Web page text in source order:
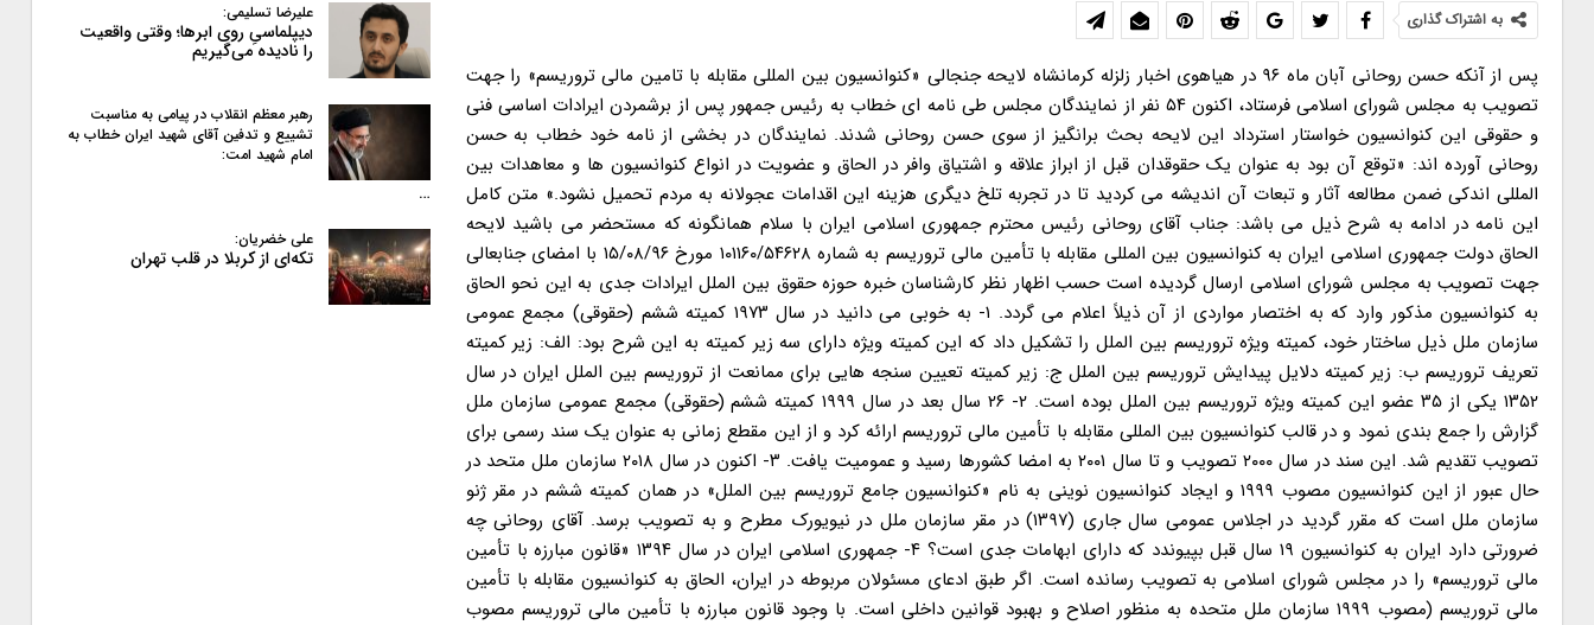
به اشتراک گذاری
پس از آنکه حسن روحانی آبان ماه ۹۶ در هیاهوی اخبار زلزله کرمانشاه لایحه جنجالی «کنوانسیون بین المللی مقابله با تامین مالی تروریسم» را جهت
تصویب به مجلس شورای اسلامی فرستاد، اکنون ۵۴ نفر از نمایندگان مجلس طی نامه ای خطاب به رئیس جمهور پس از برشمردن ایرادات اساسی فنی
و حقوقی این کنوانسیون خواستار استرداد این لایحه بحث برانگیز از سوی حسن روحانی شدند. نمایندگان در بخشی از نامه خود خطاب به حسن
روحانی آورده اند: «توقع آن بود به عنوان یک حقوقدان قبل از ابراز علاقه و اشتیاق وافر در الحاق و عضویت در انواع کنوانسیون ها و معاهدات بین
المللی اندکی ضمن مطالعه آثار و تبعات آن اندیشه می کردید تا در تجربه تلخ دیگری هزینه این اقدامات عجولانه به مردم تحمیل نشود.» متن کامل
این نامه در ادامه به شرح ذیل می باشد: جناب آقای روحانی رئیس محترم جمهوری اسلامی ایران با سلام همانگونه که مستحضر می باشید لایحه
الحاق دولت جمهوری اسلامی ایران به کنوانسیون بین المللی مقابله با تأمین مالی تروریسم به شماره ۱۰۱۱۶۰/۵۴۶۲۸ مورخ ۱۵/۰۸/۹۶ با امضای جنابعالی
جهت تصویب به مجلس شورای اسلامی ارسال گردیده است حسب اظهار نظر کارشناسان خبره حوزه حقوق بین الملل ایرادات جدی به این نحو الحاق
به کنوانسیون مذکور وارد که به اختصار مواردی از آن ذیلاً اعلام می گردد. ۱- به خوبی می دانید در سال ۱۹۷۳ کمیته ششم (حقوقی) مجمع عمومی
سازمان ملل ذیل ساختار خود، کمیته ویژه تروریسم بین الملل را تشکیل داد که این کمیته ویژه دارای سه زیر کمیته به این شرح بود: الف: زیر کمیته
تعریف تروریسم ب: زیر کمیته دلایل پیدایش تروریسم بین الملل ج: زیر کمیته تعیین سنجه هایی برای ممانعت از تروریسم بین الملل ایران در سال
۱۳۵۲ یکی از ۳۵ عضو این کمیته ویژه تروریسم بین الملل بوده است. ۲- ۲۶ سال بعد در سال ۱۹۹۹ کمیته ششم (حقوقی) مجمع عمومی سازمان ملل
گزارش را جمع بندی نمود و در قالب کنوانسیون بین المللی مقابله با تأمین مالی تروریسم ارائه کرد و از این مقطع زمانی به عنوان یک سند رسمی برای
تصویب تقدیم شد. این سند در سال ۲۰۰۰ تصویب و تا سال ۲۰۰۱ به امضا کشورها رسید و عمومیت یافت. ۳- اکنون در سال ۲۰۱۸ سازمان ملل متحد در
حال عبور از این کنوانسیون مصوب ۱۹۹۹ و ایجاد کنوانسیون نوینی به نام «کنوانسیون جامع تروریسم بین الملل» در همان کمیته ششم در مقر ژنو
سازمان ملل است که مقرر گردید در اجلاس عمومی سال جاری (۱۳۹۷) در مقر سازمان ملل در نیویورک مطرح و به تصویب برسد. آقای روحانی چه
ضرورتی دارد ایران به کنوانسیون ۱۹ سال قبل بپیوندد که دارای ابهامات جدی است؟ ۴- جمهوری اسلامی ایران در سال ۱۳۹۴ «قانون مبارزه با تأمین
مالی تروریسم» را در مجلس شورای اسلامی به تصویب رسانده است. اگر طبق ادعای مسئولان مربوطه در ایران، الحاق به کنوانسیون مقابله با تأمین
مالی تروریسم (مصوب ۱۹۹۹ سازمان ملل متحده به منظور اصلاح و بهبود قوانین داخلی است. با وجود قانون مبارزه با تأمین مالی تروریسم مصوب
علیرضا تسلیمی:
دیپلماسیِ روی ابرها؛ وقتی واقعیت
را نادیده می‌گیریم
رهبر معظم انقلاب در پیامی به‌ مناسبت
تشییع و تدفین آقای شهید ایران خطاب به
امام شهید امت:
…
علی خضریان:
تکه‌ای از کربلا در قلب تهران